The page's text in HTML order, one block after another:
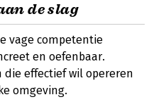
de slag
vage competentie
en oefenbaar.
die effectief wil opereren
omgeving.